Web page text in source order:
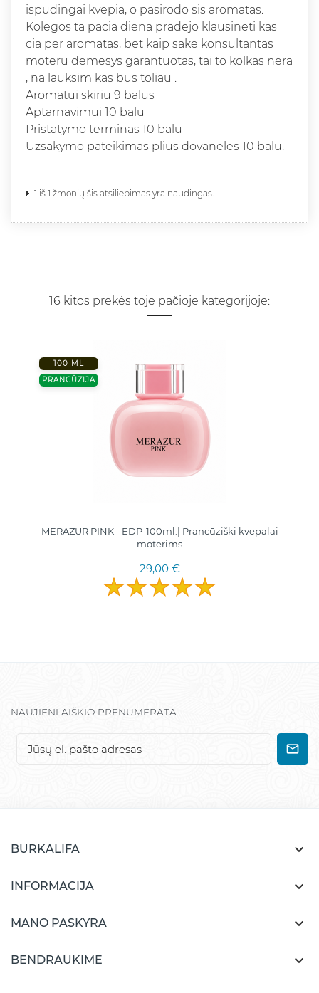
ispudingai kvepia, o pasirodo sis aromatas.
Kolegos ta pacia diena pradejo klausineti kas
cia per aromatas, bet kaip sake konsultantas
moteru demesys garantuotas, tai to kolkas nera
, na lauksim kas bus toliau .
Aromatui skiriu 9 balus
Aptarnavimui 10 balu
Pristatymo terminas 10 balu
Uzsakymo pateikimas plius dovaneles 10 balu.
1 iš 1 žmonių šis atsiliepimas yra naudingas.
16 kitos prekės toje pačioje kategorijoje:
100 ML
PRANCŪZIJA
MERAZUR PINK - EDP-100ml.| Prancūziški kvepalai
moterims
29,00 €
NAUJIENLAIŠKIO PRENUMERATA
BURKALIFA 
INFORMACIJA 
MANO PASKYRA 
BENDRAUKIME 